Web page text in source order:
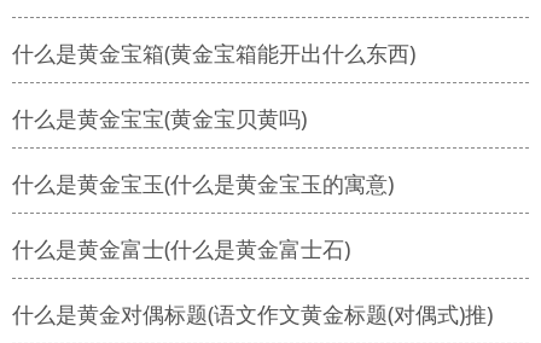
什么是黄金宝箱(黄金宝箱能开出什么东西)
什么是黄金宝宝(黄金宝贝黄吗)
什么是黄金宝玉(什么是黄金宝玉的寓意)
什么是黄金富士(什么是黄金富士石)
什么是黄金对偶标题(语文作文黄金标题(对偶式)推)